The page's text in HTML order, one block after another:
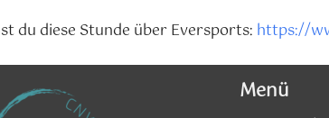
du diese Stunde über Eversports: https://
Menü